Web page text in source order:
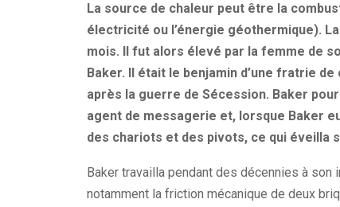
La source de chaleur peut être la
électricité ou l’énergie géothermique).
mois. Il fut alors élevé par la femme de
Baker. Il était le benjamin d’une fratrie
après la guerre de Sécession. Baker
agent de messagerie et, lorsque Baker
des chariots et des pivots, ce qui éveilla
Baker travailla pendant des décennies à
notamment la friction mécanique de deux